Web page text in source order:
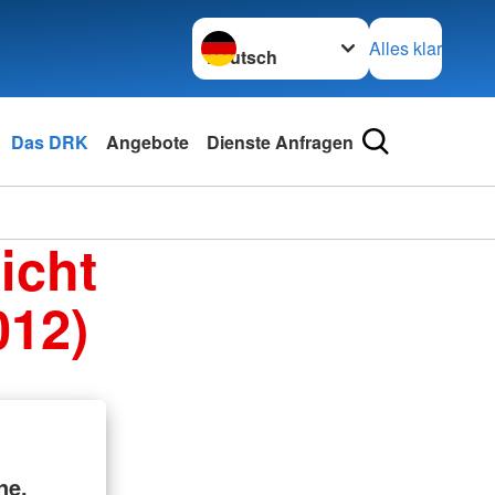
Sprache wechseln zu
Alles klar
Das DRK Angebote Dienste Anfragen